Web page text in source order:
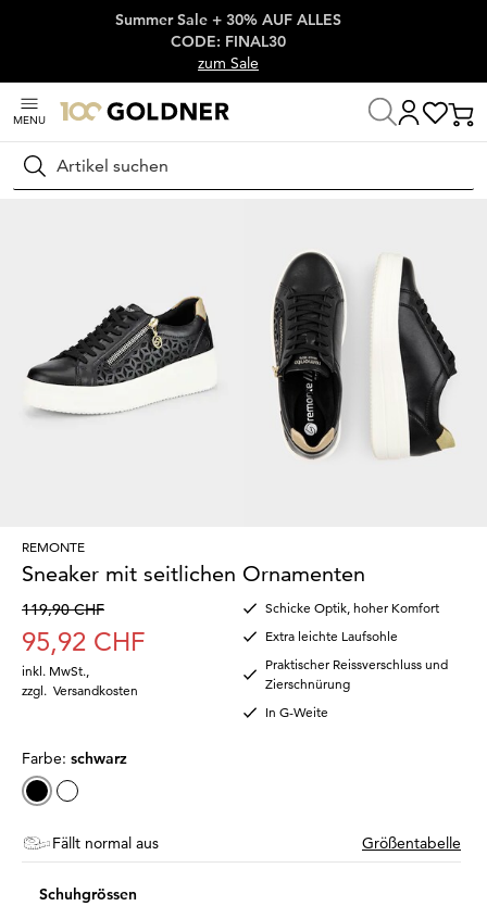
Überspringe Navigation, direkt zum Content
Summer Sale + 30% AUF ALLES
CODE: FINAL30
zum Sale
MENU
Suchen
Startseite Schuhe & Accessoires
REMONTE
Sneaker mit seitlichen Ornamenten
119,90 CHF
95,92 CHF
inkl. MwSt.
zzgl. Versandkosten
Schicke Optik, hoher Komfort
Extra leichte Laufsohle
Praktischer Reissverschluss und
Zierschnürung
In G-Weite
Farbe: schwarz
Fällt normal aus Größentabelle
Schuhgrössen